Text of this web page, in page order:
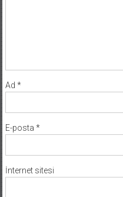
Ad *
E-posta *
İnternet sitesi